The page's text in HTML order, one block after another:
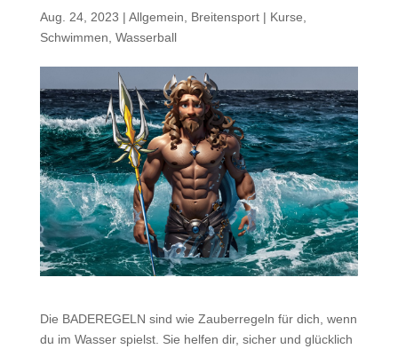
Aug. 24, 2023 | Allgemein Breitensport | Kurse
Schwimmen Wasserball
Die BADEREGELN sind wie Zauberregeln für dich, wenn
du im Wasser spielst. Sie helfen dir, sicher und glücklich